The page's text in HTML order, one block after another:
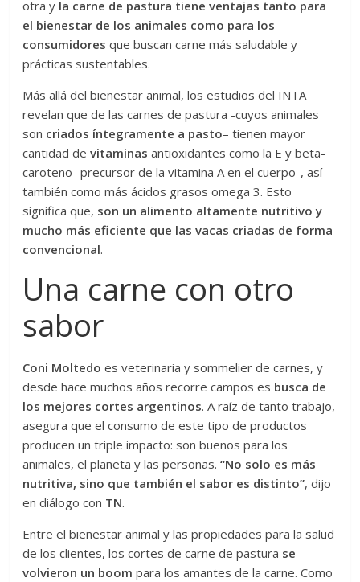
otra y la carne de pastura tiene ventajas tanto para
el bienestar de los animales como para los
consumidores que buscan carne más saludable y
prácticas sustentables.
Más allá del bienestar animal, los estudios del INTA
revelan que de las carnes de pastura -cuyos animales
son criados íntegramente a pasto– tienen mayor
cantidad devitaminasantioxidantes como la E y beta-
caroteno -precursor de la vitamina A en el cuerpo-, así
también como más ácidos grasos omega 3. Esto
significa que, son un alimento altamente nutritivo y
mucho más eficiente que las vacas criadas de forma
convencional.
Una carne con otro
sabor
Coni Moltedo es veterinaria y sommelier de carnes, y
desde hace muchos años recorre campos es busca de
los mejores cortes argentinos. A raíz de tanto trabajo,
asegura que el consumo de este tipo de productos
producen un triple impacto: son buenos para los
animales, el planeta y las personas.“No solo es más
nutritiva, sino que también el sabor es distinto”, dijo
en diálogo con TN.
Entre el bienestar animal y las propiedades para la salud
de los clientes, los cortes de carne de pastura se
volvieron un boom para los amantes de la carne. Como